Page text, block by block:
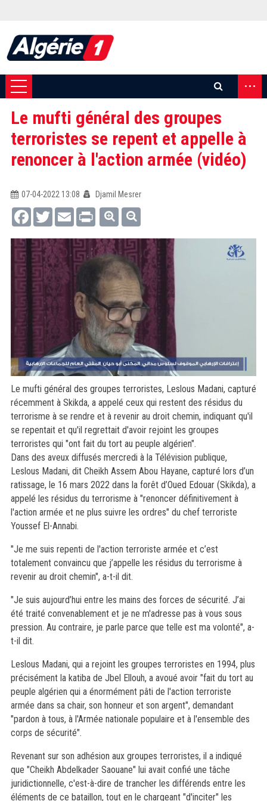
...
Le mufti général des groupes
terroristes se repent et appelle à
renoncer à l'action armée (vidéo)
07-04-2022 13:08
Djamil Mesrer
FacebookTwitterEmail Print
Le mufti général des groupes terroristes, Leslous Madani, capturé
récemment à Skikda, a appelé ceux qui restent des résidus du
terrorisme à se rendre et à revenir au droit chemin, indiquant qu'il
se repentait et qu'il regrettait d'avoir rejoint les groupes
terroristes qui "ont fait du tort au peuple algérien".
Dans des aveux diffusés mercredi à la Télévision publique,
Leslous Madani, dit Cheikh Assem Abou Hayane, capturé lors d’un
ratissage, le 16 mars 2022 dans la forêt d’Oued Edouar (Skikda), a
appelé les résidus du terrorisme à "renoncer définitivement à
l'action armée et ne plus suivre les ordres" du chef terroriste
Youssef El-Annabi.
"Je me suis repenti de l'action terroriste armée et c’est
totalement convaincu que j’appelle les résidus du terrorisme à
revenir au droit chemin", a-t-il dit.
"Je suis aujourd’hui entre les mains des forces de sécurité. J’ai
été traité convenablement et je ne m'adresse pas à vous sous
pression. Au contraire, je parle parce que telle est ma volonté", a-
t-il dit.
Leslous Madani, qui a rejoint les groupes terroristes en 1994, plus
précisément la katiba de Jbel Ellouh, a avoué avoir "fait du tort au
peuple algérien qui a énormément pâti de l'action terroriste
armée dans sa chair, son honneur et son argent", demandant
"pardon à tous, à l'Armée nationale populaire et à l'ensemble des
corps de sécurité".
Revenant sur son adhésion aux groupes terroristes, il a indiqué
que "Cheikh Abdelkader Saouane" lui avait confié une tâche
juridictionnelle, c'est-à-dire de trancher les différends entre les
éléments de ce bataillon, tout en le chargeant "d'inciter" les